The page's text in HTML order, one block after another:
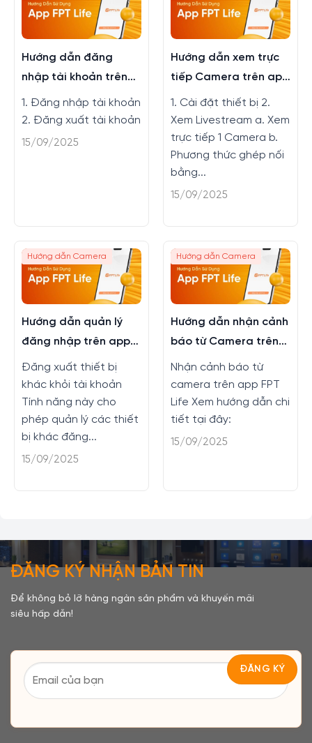
Hướng dẫn đăng
nhập tài khoản trên
app FPT Life
1. Đăng nhập tài khoản
2. Đăng xuất tài khoản
15/09/2025
Hướng dẫn xem trực
tiếp Camera trên app
FPT Life
1. Cài đặt thiết bị 2.
Xem Livestream a. Xem
trực tiếp 1 Camera b.
Phương thức ghép nối
bằng...
15/09/2025
Hướng dẫn Camera
Hướng dẫn quản lý
đăng nhập trên app
FPT Life
Đăng xuất thiết bị
khác khỏi tài khoản
Tính năng này cho
phép quản lý các thiết
bị khác đăng...
15/09/2025
Hướng dẫn Camera
Hướng dẫn nhận cảnh
báo từ Camera trên
app FPT Life
Nhận cảnh báo từ
camera trên app FPT
Life Xem hướng dẫn chi
tiết tại đây:
15/09/2025
ĐĂNG KÝ NHẬN BẢN TIN
Để không bỏ lỡ hàng ngàn sản phẩm và khuyến mãi
siêu hấp dẫn!